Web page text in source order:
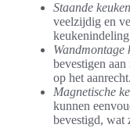
Staande
veelzijdig en
Wandmontage
bevestigen
op het aanrecht.
Magnetische
kunnen
bevestigd, wat